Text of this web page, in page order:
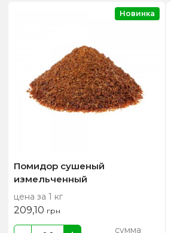
Помидор сушеный
измельченный
цена за 1 кг
209,10 грн
сумма
Новинка